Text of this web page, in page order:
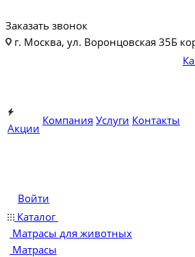
Заказать звонок
г. Москва, ул. Воронцовская 35Б
Акции
Компания Услуги Контакты
Войти
Каталог
Матрасы для животных
Матрасы